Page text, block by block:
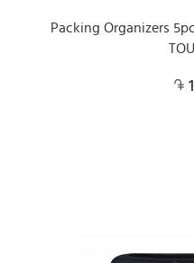
Packing Organizers